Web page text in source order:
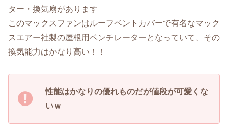
ター・換気扇があります
このマックスファンはルーフベントカバーで有名なマック
スエアー社製の屋根用ベンチレーターとなっていて、その
換気能力はかなり高い！！
性能はかなりの優れものだが値段が可愛くな
いｗ